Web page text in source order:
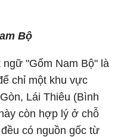
Bộ
ngữ "Gốm Nam Bộ" là
chỉ một khu vực
Lái Thiêu (Bình
còn hợp lý ở chỗ
có nguồn gốc từ